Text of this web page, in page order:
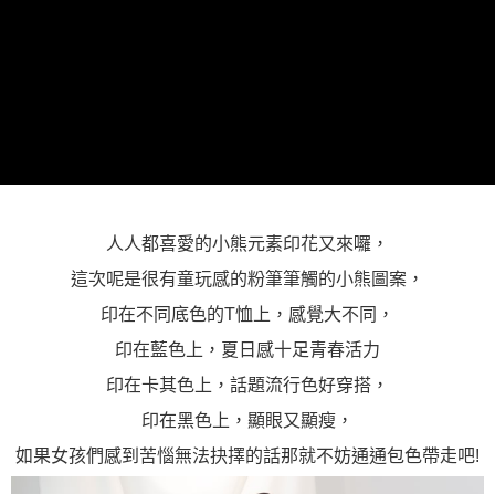
人人都喜愛的小熊元素印花又來囉，
這次呢是很有童玩感的粉筆筆觸的小熊圖案，
印在不同底色的T恤上，感覺大不同，
印在藍色上，夏日感十足青春活力
印在卡其色上，話題流行色好穿搭，
印在黑色上，顯眼又顯瘦，
如果女孩們感到苦惱無法抉擇的話那就不妨通通包色帶走吧!